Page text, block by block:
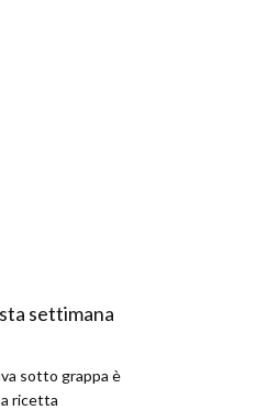
settimana
sotto grappa è
ricetta